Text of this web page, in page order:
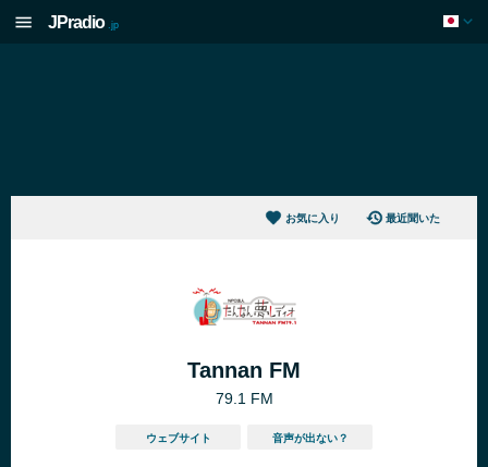
JPradio .jp
お気に入り 最近聞いた
Tannan FM
79.1 FM
ウェブサイト 音声が出ない？